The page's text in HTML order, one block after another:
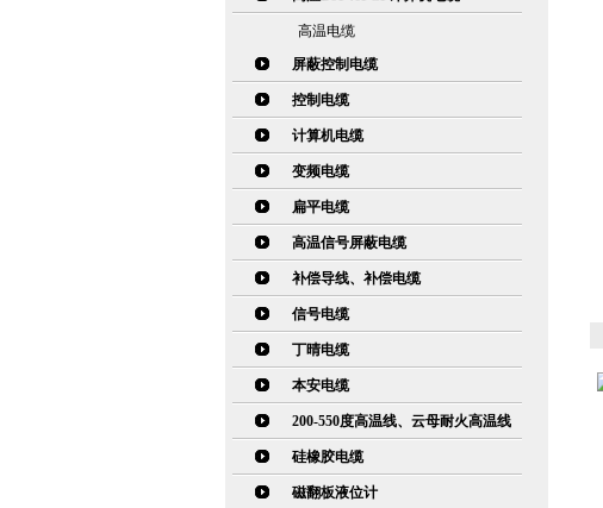
高温电缆
屏蔽控制电缆
控制电缆
计算机电缆
变频电缆
扁平电缆
高温信号屏蔽电缆
补偿导线、补偿电缆
信号电缆
丁晴电缆
本安电缆
200-550度高温线、云母耐火高温线
硅橡胶电缆
磁翻板液位计